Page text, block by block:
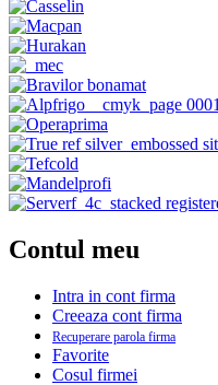
Contul meu
Intra in cont firma
Creeaza cont firma
Recuperare parola firma
Favorite
Cosul firmei